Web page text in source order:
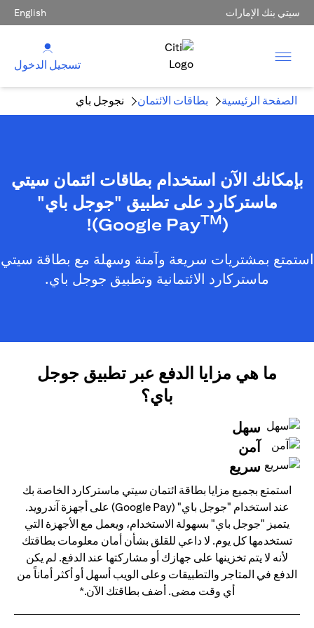
سيتي بنك الإمارات English
تسجيل الدخول
الصفحة الرئيسية بطاقات الائتمان نجوجل باي
بإمكانك الآن استخدام بطاقات ائتمان سيتي
ماستركارد على تطبيق "جوجل باي"
(Google Pay
TM
)!
استمتع بمشتريات سريعة وآمنة وسهلة مع بطاقة سيتي
ماستركارد الائتمانية وتطبيق جوجل باي.
ما هي مزايا الدفع عبر تطبيق جوجل
باي؟
سهل
آمن
سريع
استمتع بجميع مزايا بطاقة ائتمان سيتي ماستركارد الخاصة بك
عند استخدام "جوجل باي" (Google Pay) على أجهزة آندرويد.
يتميز "جوجل باي" بسهولة الاستخدام، ويعمل مع الأجهزة التي
تستخدمها كل يوم. لا داعي للقلق بشأن أمان معلومات بطاقتك
لأنه لا يتم تخزينها على جهازك أو مشاركتها عند الدفع. لم يكن
الدفع في المتاجر والتطبيقات وعلى الويب أسهل أو أكثر أماناً من
أي وقت مضى. أضف بطاقتك الآن.*